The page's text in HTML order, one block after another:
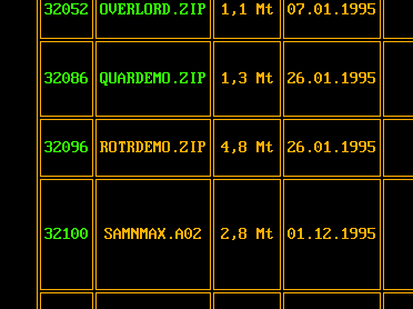
32052 OVERLORD.ZIP 1,1 Mt 07.01.1995
32086 QUARDEMO.ZIP 1,3 Mt 26.01.1995
32096 ROTRDEMO.ZIP 4,8 Mt 26.01.1995
32100 SAMNMAX.A02 2,8 Mt 01.12.1995